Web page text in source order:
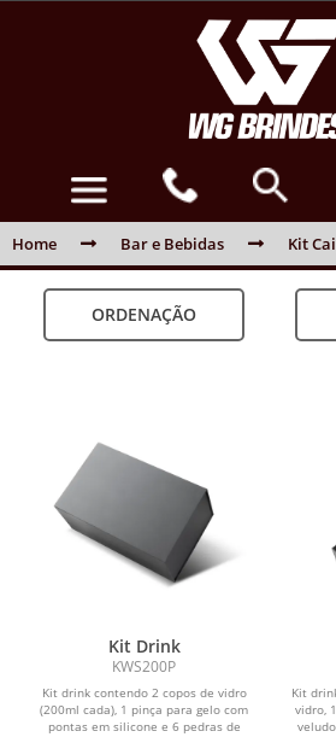
Home Bar e Bebidas Kit
ORDENAÇÃO
Kit Drink
KWS200P
Kit drink contendo 2 copos de vidro
(200ml cada), 1 pinça para gelo com
pontas em silicone e 6 pedras de
Kit
vidro,